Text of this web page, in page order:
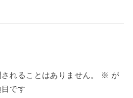
れることはありません。 ※ が
です